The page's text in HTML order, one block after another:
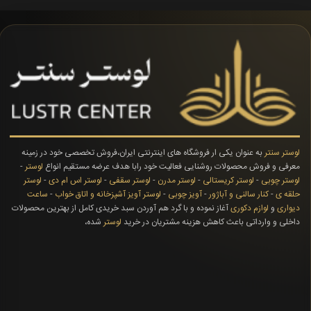
لوستر سنتربه عنوان یکی ار فروشگاه های اینترنتی ایران،فروش تخصصی خود در زمینه
معرفی و فروش محصولات روشنایی فعالیت خود رابا هدف عرضه مستقیم انواع لوستر-
لوستر چوبی - لوستر کریستالی - لوستر مدرن - لوستر سقفی - لوستر اس ام دی- لوستر
حلقه ی-کنار سالنی و آباژور-آویز چوبی - لوستر آویز آشپزخانه و اتاق خواب - ساعت
دیواری و لوازم دکوریآغاز نموده و با گرد هم آوردن سبد خریدی کامل از بهترین محصولات
داخلی و وارداتی باعث کاهش هزینه مشتریان در خرید لوسترشده،